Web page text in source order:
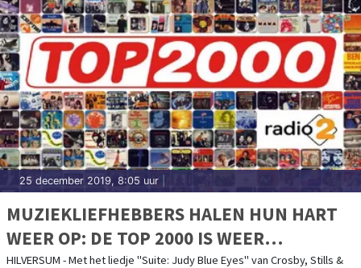
25 december 2019, 8:05 uur
MUZIEKLIEFHEBBERS HALEN HUN HART
WEER OP: DE TOP 2000 IS WEER
BEGONNEN
HILVERSUM - Met het liedje "Suite: Judy Blue Eyes" van Crosby, Stills &